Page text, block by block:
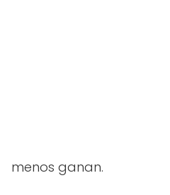
menos ganan.